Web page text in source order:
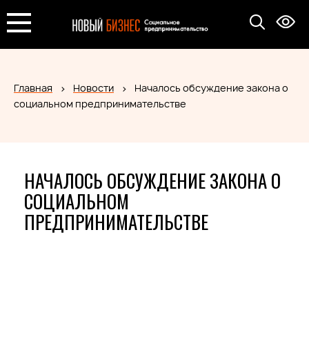
Главная Новости
Началось обсуждение закона о
социальном предпринимательстве
НАЧАЛОСЬ ОБСУЖДЕНИЕ ЗАКОНА О
СОЦИАЛЬНОМ
ПРЕДПРИНИМАТЕЛЬСТВЕ